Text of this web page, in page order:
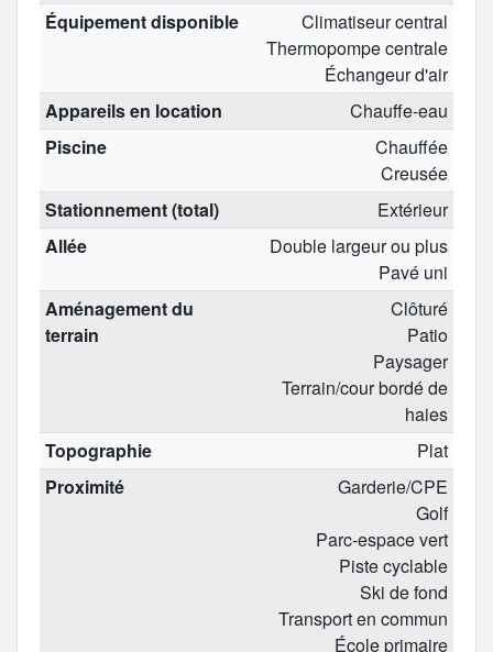
Équipement disponible
Climatiseur central
Thermopompe centrale
Échangeur d'air
Appareils en location
Chauffe-eau
Piscine
Chauffée
Creusée
Stationnement (total)
Extérieur
Allée
Double largeur ou plus
Pavé uni
Aménagement du
terrain
Clôturé
Patio
Paysager
Terrain/cour bordé de
haies
Topographie
Plat
Proximité
Garderie/CPE
Golf
Parc-espace vert
Piste cyclable
Ski de fond
Transport en commun
École primaire